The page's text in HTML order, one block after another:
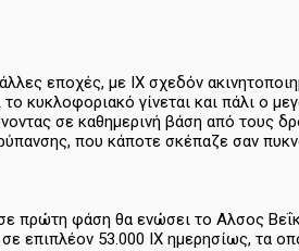
εποχές, με ΙΧ σχεδόν
κυκλοφοριακό γίνεται και πάλι ο
σε καθημερινή βάση από τους
που κάποτε σκέπαζε σαν
πρώτη φάση θα ενώσει το Αλσος
επιπλέον 53.000 ΙΧ ημερησίως, τα